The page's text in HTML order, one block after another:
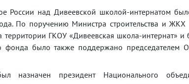
над Дивеевской школой-интернатом
По поручению Министра строительства и
территории ГКОУ «Дивеевская школа-интернат» и
фонда было также поддержано председателем
назначен президент Национального